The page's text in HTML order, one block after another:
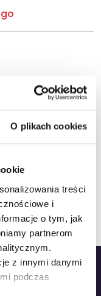
O plikach cookies
treści
i
o tym, jak
partnerom
z innymi danymi
podczas
osobą, która